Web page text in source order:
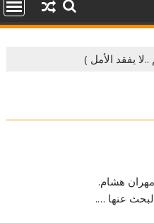
..لا يفقد الأمل )
)
هشام.
عنها ….